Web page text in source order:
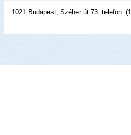
1021 Budapest, Széher út 73. telefon: